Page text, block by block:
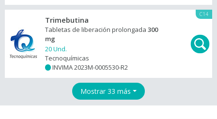
C14
Trimebutina
Tabletas de liberación prolongada 300
mg
20 Und.
Tecnoquímicas
INVIMA 2023M-0005530-R2
Mostrar 33 más